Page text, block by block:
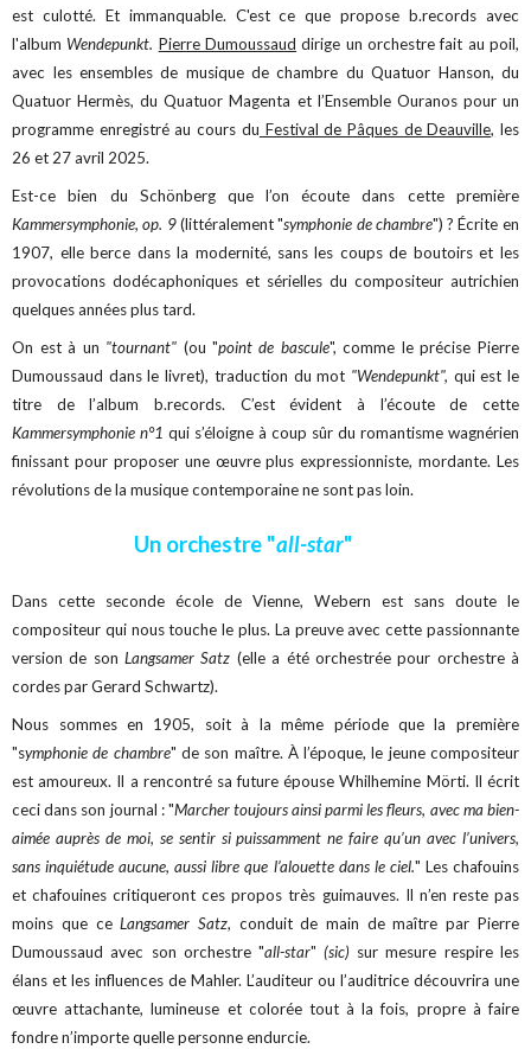
est culotté. Et immanquable. C'est ce que propose b.records avec
l'album Wendepunkt. Pierre Dumoussaud dirige un orchestre fait au poil,
avec les ensembles de musique de chambre du Quatuor Hanson, du
Quatuor Hermès, du Quatuor Magenta et l’Ensemble Ouranos pour un
programme enregistré au cours du Festival de Pâques de Deauville, les
26 et 27 avril 2025.
Est-ce bien du Schönberg que l’on écoute dans cette
première
Kammersymphonie, op. 9(littéralement "symphonie de chambre") ? Écrite en
1907, elle berce dans la modernité, sans les coups de boutoirs et les
provocations dodécaphoniques et sérielles du compositeur autrichien
quelques années plus tard.
On est à un "tournant" (ou "point de bascule", comme le précise Pierre
Dumoussaud dans le livret), traduction du mot "Wendepunkt", qui est le
titre de l’album b.records. C’est évident à l’écoute de cette
Kammersymphonie n°1qui s’éloigne à coup sûr du romantisme wagnérien
finissant pour proposer une œuvre plus expressionniste, mordante. Les
révolutions de la musique contemporaine ne sont pas loin.
Un orchestre "all-star"
Dans cette seconde école de Vienne, Webern est sans doute le
compositeur qui nous touche le plus. La preuve avec cette passionnante
version de sonLangsamer Satz (elle a été orchestrée pour orchestre à
cordes par Gerard Schwartz).
Nous sommes en 1905, soit à la même période que la première
"symphonie de chambre" de son maître. À l’époque, le jeune compositeur
est amoureux. Il a rencontré sa future épouse Whilhemine Mörti. Il écrit
ceci dans son journal : "Marcher toujours ainsi parmi les fleurs, avec ma bien-
aimée auprès de moi, se sentir si puissamment ne faire qu’un avec l’univers,
sans inquiétude aucune, aussi libre que l’alouette dans le ciel." Les chafouins
et chafouines critiqueront ces propos très guimauves. Il n’en reste pas
moins que ceLangsamer Satz, conduit de main de maître par Pierre
Dumoussaud avec son orchestre "all-star"(sic) sur mesure respire les
élans et les influences de Mahler. L’auditeur ou l’auditrice découvrira une
œuvre attachante, lumineuse et colorée tout à la fois, propre à faire
fondre n’importe quelle personne endurcie.